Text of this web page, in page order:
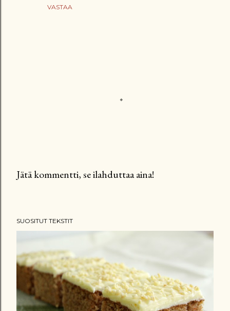
VASTAA
e
ä
k
m
Jätä kommentti, se ilahduttaa aina!
SUOSITUT TEKSTIT